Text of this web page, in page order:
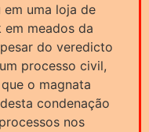
uma loja de
meados da
do veredicto
processo civil,
o magnata
condenação
nos